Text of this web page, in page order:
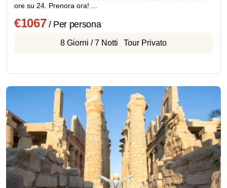
ore su 24. Prenora ora! ...
€1067 / Per persona
8 Giorni / 7 Notti Tour Privato